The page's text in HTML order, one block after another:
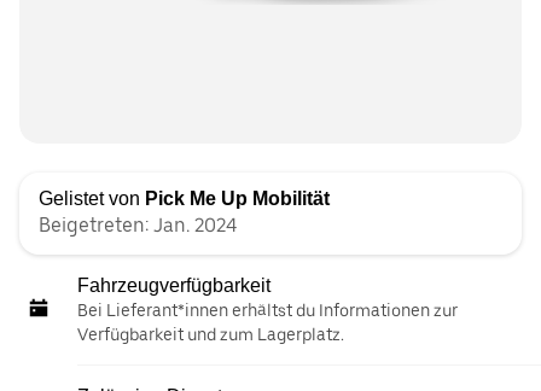
Gelistet von Pick Me Up Mobilität
Beigetreten: Jan. 2024
Fahrzeugverfügbarkeit
Bei Lieferant*innen erhältst du Informationen zur
Verfügbarkeit und zum Lagerplatz.